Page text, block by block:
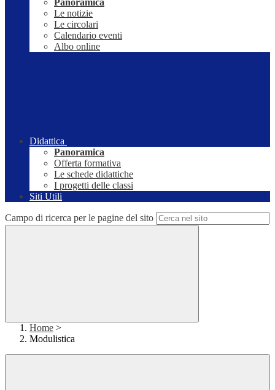
Panoramica
Le notizie
Le circolari
Calendario eventi
Albo online
Didattica
Panoramica
Offerta formativa
Le schede didattiche
I progetti delle classi
Siti Utili
Campo di ricerca per le pagine del sito
Home >
Modulistica